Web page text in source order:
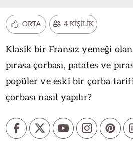
ORTA 4 KİŞİLİK
Klasik bir Fransız yemeği
pırasa çorbası, patates ve
popüler ve eski bir çorba
çorbası nasıl yapılır?